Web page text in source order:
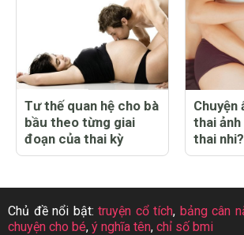
Tư thế quan hệ cho bà
bầu theo từng giai
đoạn của thai kỳ
Chuyện
thai
thai nhi?
Chủ đề nổi bật:truyện cổ tích, bảng cân
chuyện cho bé, ý nghĩa tên, chỉ số bmi